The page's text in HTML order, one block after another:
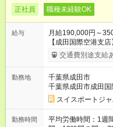
正社員 職種未経験OK
給与
月給190,000円～
【成田国際空港支
年度実績5か月分）
に分割支給） ・各
【年収例】 ・350万
5年目／一般職） ・
間】試用期間あり
採用時と同じです。
交通費別途支給
勤務地
千葉県成田市
千葉県成田市成田国
スイスポートジ
勤務時間
平均労働時間：1週